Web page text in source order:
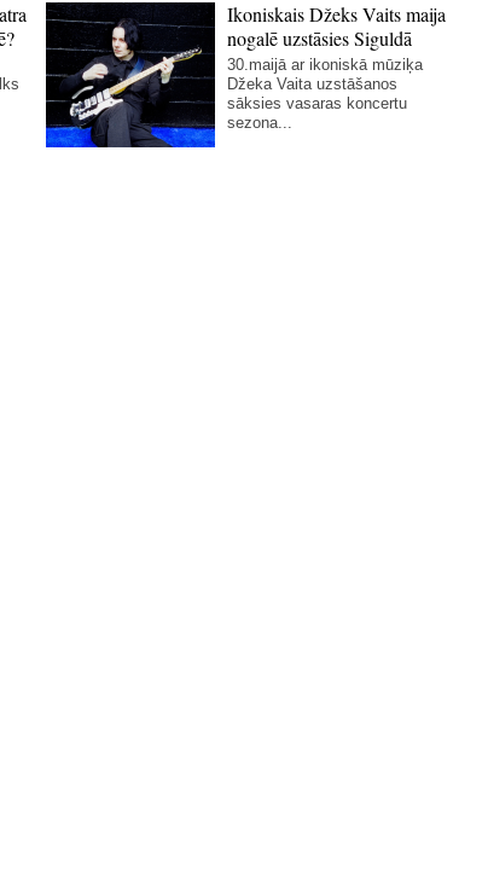
Ikoniskais Džeks Vaits maija
nogalē uzstāsies Siguldā
30.maijā ar ikoniskā mūziķa
Džeka Vaita uzstāšanos
sāksies vasaras koncertu
sezona...